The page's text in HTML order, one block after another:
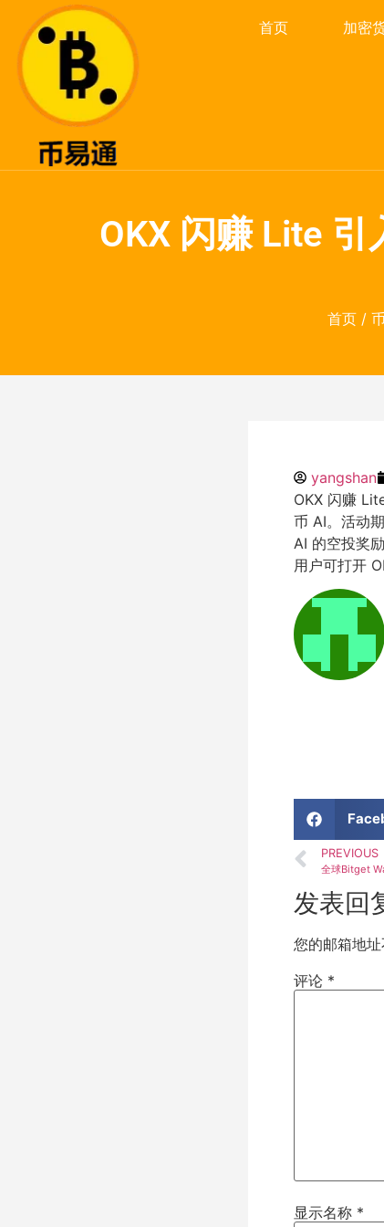
首页 加密
OKX 闪赚 Lite
首页 /
yangshan
OKX 闪赚
币 AI。活动
AI 的空投奖
用户可打开
PREVIOUS
全球Bitget
发表回
您的邮箱地址
评论 *
显示名称 *